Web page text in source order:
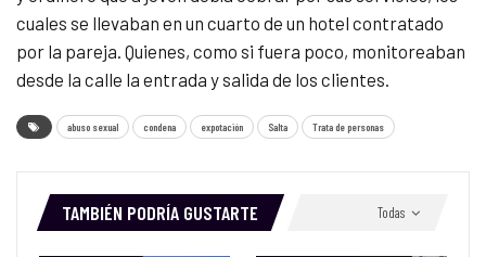
cuales se llevaban en un cuarto de un hotel contratado
por la pareja. Quienes, como si fuera poco, monitoreaban
desde la calle la entrada y salida de los clientes.
abuso sexual condena expotación Salta Trata de personas
Todas
TAMBIÉN PODRÍA GUSTARTE